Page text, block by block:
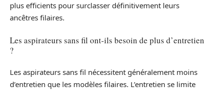
plus efficients pour surclasser définitivement leurs
ancêtres filaires.
Les aspirateurs sans fil ont-ils besoin de plus d’entretien
?
Les aspirateurs sans fil nécessitent généralement moins
d’entretien que les modèles filaires. L’entretien se limite